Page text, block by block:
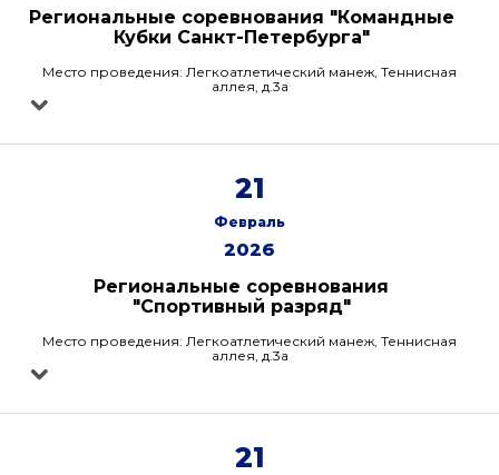
Региональные соревнования "Командные
Кубки Санкт-Петербурга"
Место проведения: Легкоатлетический манеж, Теннисная
аллея, д.3а
21
Февраль
2026
Региональные соревнования
"Спортивный разряд"
Место проведения: Легкоатлетический манеж, Теннисная
аллея, д.3а
21